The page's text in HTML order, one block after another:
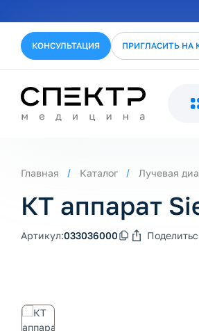
КОНСУЛЬТАЦИЯ ПРИГЛАСИТЬ НА
Главная Каталог Лучевая
КТ аппарат
Артикул:033036000